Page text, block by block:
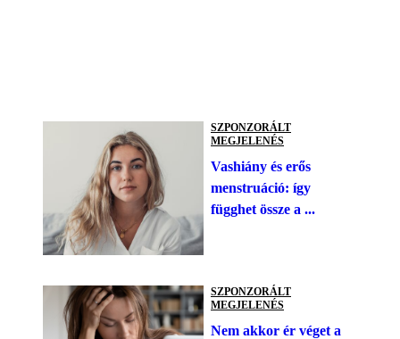
SZPONZORÁLT
MEGJELENÉS
Vashiány és erős
menstruáció: így
függhet össze a ...
SZPONZORÁLT
MEGJELENÉS
Nem akkor ér véget a